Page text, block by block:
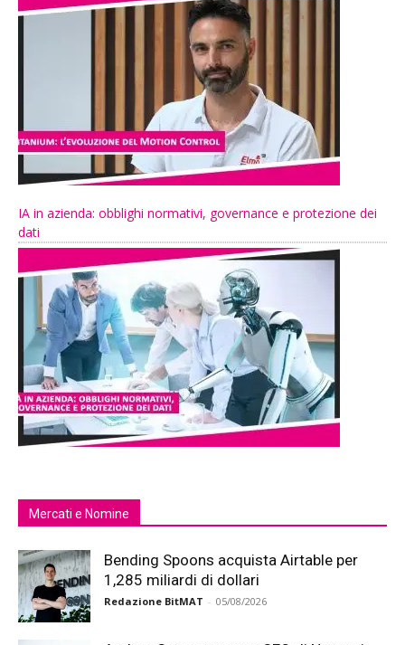
IA in azienda: obblighi normativi, governance e protezione dei
dati
Mercati e Nomine
Bending Spoons acquista Airtable per
1,285 miliardi di dollari
Redazione BitMAT - 05/08/2026